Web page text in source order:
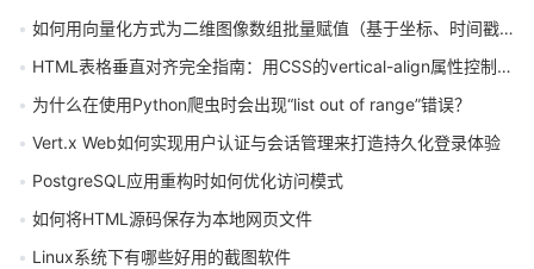
如何用向量化方式为二维图像数组批量赋值（基于坐标、时间戳与极性）
HTML表格垂直对齐完全指南：用CSS的vertical-align属性控制单元格内容位置
为什么在使用Python爬虫时会出现“list out of range”错误？
Vert.x Web如何实现用户认证与会话管理来打造持久化登录体验
PostgreSQL应用重构时如何优化访问模式
如何将HTML源码保存为本地网页文件
Linux系统下有哪些好用的截图软件